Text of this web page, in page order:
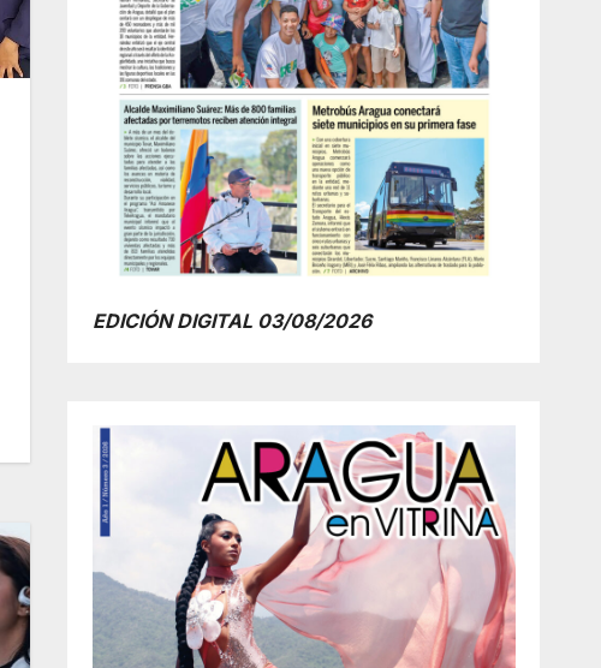
EDICIÓN DIGITAL 03/08/2026